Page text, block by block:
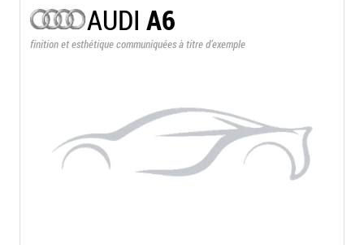
AUDI A6
finition et esthétique communiquées à titre d’exemple